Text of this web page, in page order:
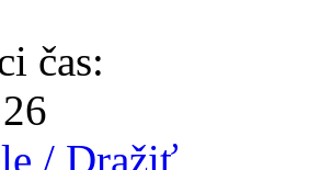
čas:
/ Dražiť